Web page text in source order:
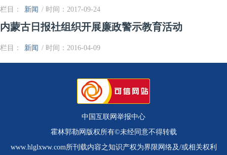
栏目： 新闻 / 时间：2017-09-24
内蒙古日报社组织开展廉政警示教育活动
栏目： 新闻 / 时间：2016-04-09
中国互联网举报中心
霍林郭勒网版权所有©未经同意不得转载
www.hlglxww.com所刊载内容之知识产权为界限网络及/或相关权利